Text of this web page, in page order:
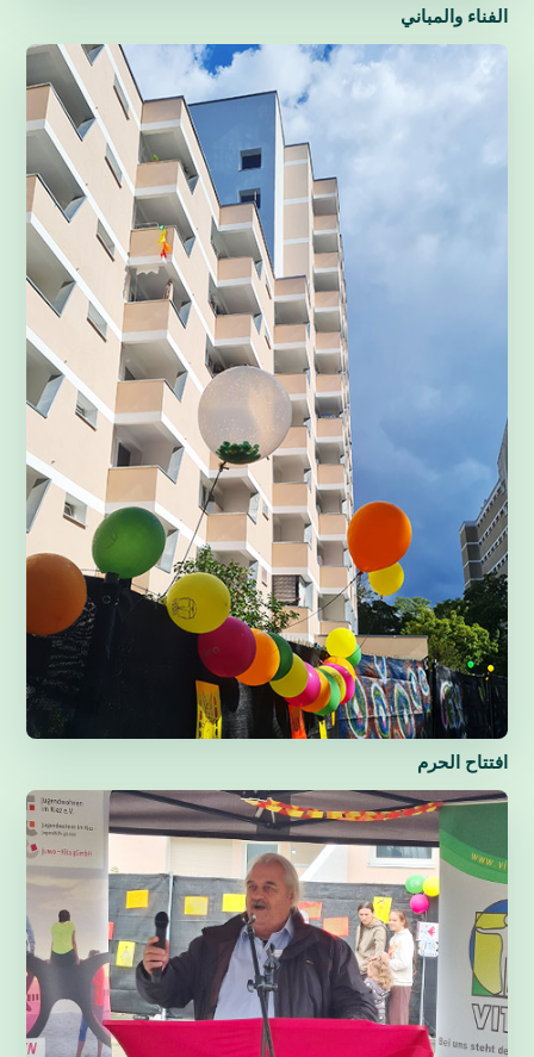
الفناء والمباني
افتتاح الحرم